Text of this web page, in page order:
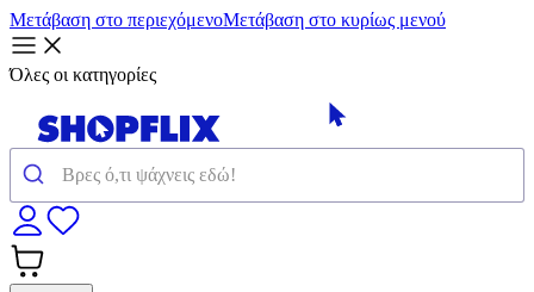
Μετάβαση στο περιεχόμενοΜετάβαση στο κυρίως μενού
Όλες οι κατηγορίες